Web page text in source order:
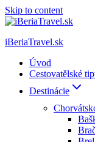
Skip to content
iBeriaTravel.sk
Úvod
Cestovatělské
Destinácie